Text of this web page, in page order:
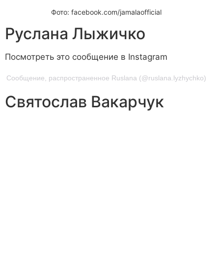
Фото: facebook.com/jamalaofficial
Руслана Лыжичко
Посмотреть это сообщение в Instagram
Сообщение, распространенное Ruslana (@ruslana.lyzhychko)
Святослав Вакарчук